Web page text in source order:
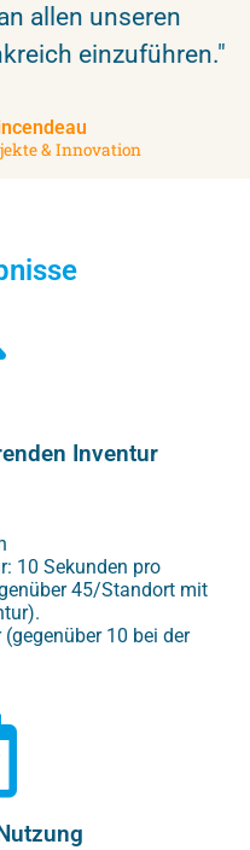
allen unseren
einzuführen."
& Innovation
Inventur
10 Sekunden pro
45/Standort mit
10 bei der